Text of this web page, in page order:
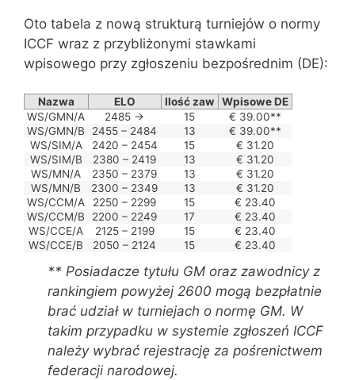
Oto tabela z nową strukturą turniejów o normy
ICCF wraz z przybliżonymi stawkami
wpisowego przy zgłoszeniu bezpośrednim (DE):
Nazwa ELO Ilość zaw
Wpisowe DE
WS/GMN/A
2485 -> 15
€ 39.00**
WS/GMN/B
2455 – 2484 13
€ 39.00**
WS/SIM/A
2420 – 2454 15
€ 31.20
WS/SIM/B
2380 – 2419 13
€ 31.20
WS/MN/A
2350 – 2379 13
€ 31.20
WS/MN/B
2300 – 2349 13
€ 31.20
WS/CCM/A
2250 – 2299 15
€ 23.40
WS/CCM/B
2200 – 2249 17
€ 23.40
WS/CCE/A
2125 – 2199 15
€ 23.40
WS/CCE/B
2050 – 2124 15 € 23.40
** Posiadacze tytułu GM oraz zawodnicy z
rankingiem powyżej 2600 mogą bezpłatnie
brać udział w turniejach o normę GM. W
takim przypadku w systemie zgłoszeń ICCF
należy wybrać rejestrację za pośrenictwem
federacji narodowej.